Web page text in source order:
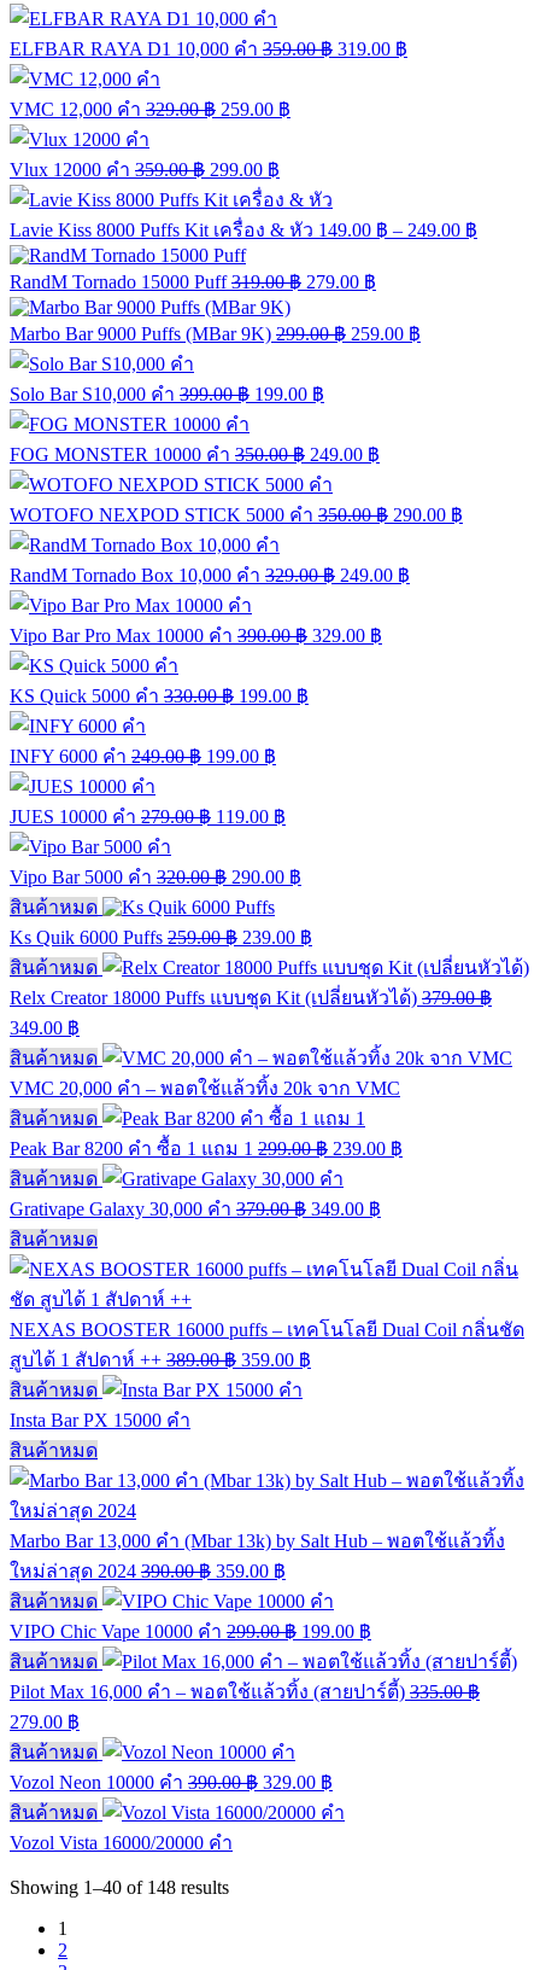
ELFBAR RAYA D1 10,000 คำ 359.00฿ 319.00 ฿
VMC 12,000 คำ 329.00฿ 259.00 ฿
Vlux 12000 คำ 359.00฿ 299.00 ฿
Lavie Kiss 8000 Puffs Kit เครื่อง & หัว 149.00 ฿ – 249.00 ฿
RandM Tornado 15000 Puff 319.00฿ 279.00 ฿
Marbo Bar 9000 Puffs (MBar 9K) 299.00฿ 259.00 ฿
Solo Bar S10,000 คำ 399.00฿ 199.00 ฿
FOG MONSTER 10000 คำ 350.00฿ 249.00 ฿
WOTOFO NEXPOD STICK 5000 คำ 350.00฿ 290.00 ฿
RandM Tornado Box 10,000 คำ 329.00฿ 249.00 ฿
Vipo Bar Pro Max 10000 คำ 390.00฿ 329.00 ฿
KS Quick 5000 คำ 330.00฿ 199.00 ฿
INFY 6000 คำ 249.00฿ 199.00 ฿
JUES 10000 คำ 279.00฿ 119.00 ฿
Vipo Bar 5000 คำ 320.00฿ 290.00 ฿
สินค้าหมด
Ks Quik 6000 Puffs 259.00฿ 239.00 ฿
สินค้าหมด
Relx Creator 18000 Puffs แบบชุด Kit (เปลี่ยนหัวได้) 379.00฿
349.00 ฿
สินค้าหมด
VMC 20,000 คำ – พอตใช้แล้วทิ้ง 20k จาก VMC
สินค้าหมด
Peak Bar 8200 คำ ซื้อ 1 แถม 1 299.00฿ 239.00 ฿
สินค้าหมด
Grativape Galaxy 30,000 คำ 379.00฿ 349.00 ฿
สินค้าหมด
NEXAS BOOSTER 16000 puffs – เทคโนโลยี Dual Coil กลิ่นชัด
สูบได้ 1 สัปดาห์ ++ 389.00฿ 359.00 ฿
สินค้าหมด
Insta Bar PX 15000 คำ
สินค้าหมด
Marbo Bar 13,000 คำ (Mbar 13k) by Salt Hub – พอตใช้แล้วทิ้ง
ใหม่ล่าสุด 2024 390.00฿ 359.00 ฿
สินค้าหมด
VIPO Chic Vape 10000 คำ 299.00฿ 199.00 ฿
สินค้าหมด
Pilot Max 16,000 คำ – พอตใช้แล้วทิ้ง (สายปาร์ตี้) 335.00฿
279.00 ฿
สินค้าหมด
Vozol Neon 10000 คำ 390.00฿ 329.00 ฿
สินค้าหมด
Vozol Vista 16000/20000 คำ
Showing 1–40 of 148 results
1
2